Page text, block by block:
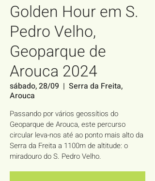
Golden Hour em S.
Pedro Velho,
Geoparque de
Arouca 2024
sábado, 28/09
  |
Serra da Freita,
Arouca
Passando por vários geossítios do
Geoparque de Arouca, este percurso
circular leva-nos até ao ponto mais alto da
Serra da Freita a 1100m de altitude: o
miradouro do S. Pedro Velho.